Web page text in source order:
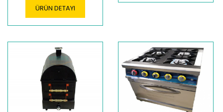
ÜRÜN DETAYI